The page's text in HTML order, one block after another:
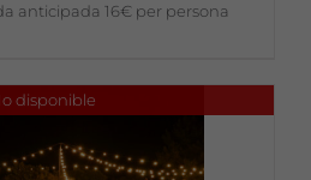
anticipada 16€ per persona
disponible